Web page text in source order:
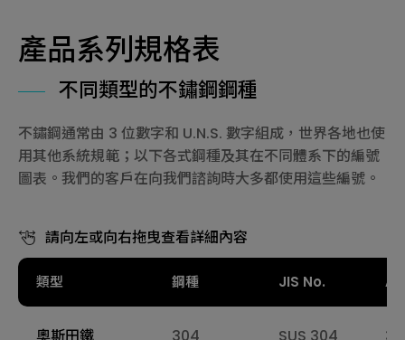
產品系列規格表
不同類型的不鏽鋼鋼種
不鏽鋼通常由 3 位數字和 U.N.S. 數字組成，世界各地也使
用其他系統規範；以下各式鋼種及其在不同體系下的編號
圖表。我們的客戶在向我們諮詢時大多都使用這些編號。
請向左或向右拖曳查看詳細內容
類型 鋼種 JIS No.